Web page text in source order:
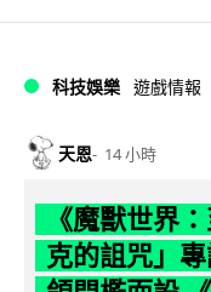
科技娛樂 遊戲情報
天恩 14 小時
《魔獸世界
克的詛咒」